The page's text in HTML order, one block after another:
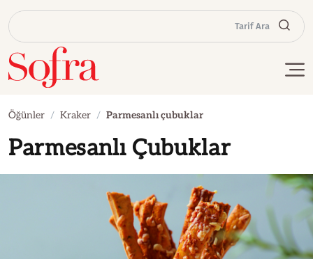
Tarif Ara
Öğünler Kraker Parmesanlı çubuklar
Parmesanlı Çubuklar